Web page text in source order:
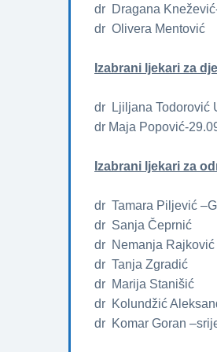
dr Dragana
dr Olivera Mentović
Izabrani ljekari za
dr Ljiljana Todorović
dr Maja Popović-
Izabrani ljekari za
dr Tamara Piljević
dr Sanja Čeprnić
dr Nemanja Rajković
dr Tanja Zgradić
dr Marija Stanišić
dr Kolundžić
dr Komar Goran